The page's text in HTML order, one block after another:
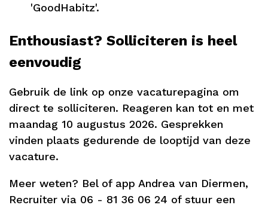
'GoodHabitz'.
Enthousiast? Solliciteren is heel
eenvoudig
Gebruik de link op onze vacaturepagina om
direct te solliciteren. Reageren kan tot en met
maandag 10 augustus 2026. Gesprekken
vinden plaats gedurende de looptijd van deze
vacature.
Meer weten? Bel of app Andrea van Diermen,
Recruiter via 06 - 81 36 06 24 of stuur een